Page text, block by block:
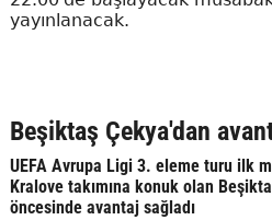
yayınlanacak.
Beşiktaş Çekya'dan
UEFA Avrupa Ligi 3. eleme turu ilk
Kralove takımına konuk olan
öncesinde avantaj sağladı